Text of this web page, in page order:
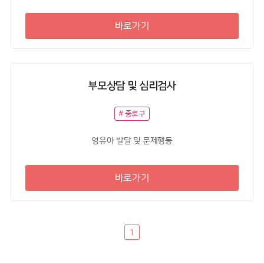
바로가기
부모상담 및 심리검사
# 종로구
영유아 발달 및 문제행동
바로가기
1